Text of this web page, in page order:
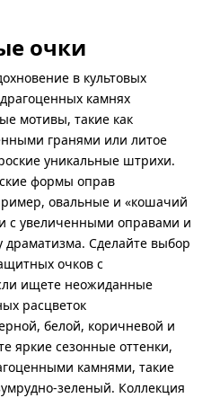
очки
в культовых
камнях
мотивы, такие как
гранями или литое
уникальные штрихи.
формы оправ
овальные и «кошачий
с увеличенными оправами и
драматизма. Сделайте выбор
очков с
ищете неожиданные
расцветок
белой, коричневой и
яркие сезонные оттенки,
камнями, такие
зеленый. Коллекция